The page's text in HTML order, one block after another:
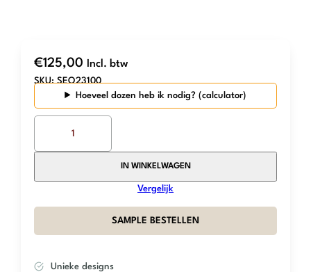
€125,00 Incl. btw
SKU: SEO23100
Hoeveel dozen heb ik nodig?
Factory
White
–
IN WINKELWAGEN
Vergelijk
SAMPLE BESTELLEN
Unieke designs